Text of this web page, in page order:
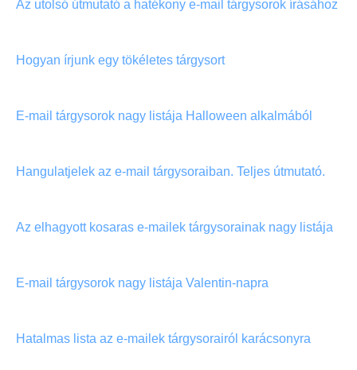
Az utolsó útmutató a hatékony e-mail tárgysorok írásához
Hogyan írjunk egy tökéletes tárgysort
E-mail tárgysorok nagy listája Halloween alkalmából
Hangulatjelek az e-mail tárgysoraiban. Teljes útmutató.
Az elhagyott kosaras e-mailek tárgysorainak nagy listája
E-mail tárgysorok nagy listája Valentin-napra
Hatalmas lista az e-mailek tárgysorairól karácsonyra